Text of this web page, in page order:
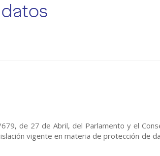
de 27 de Abril, del Parlamento y el
vigente en materia de protección de